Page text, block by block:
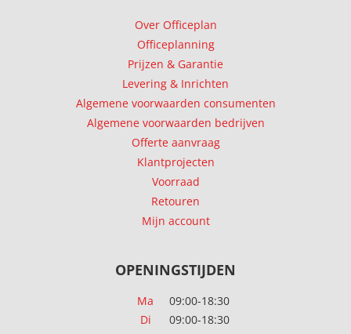
Over Officeplan
Officeplanning
Prijzen & Garantie
Levering & Inrichten
Algemene voorwaarden consumenten
Algemene voorwaarden bedrijven
Offerte aanvraag
Klantprojecten
Voorraad
Retouren
Mijn account
OPENINGSTIJDEN
Ma
09:00-18:30
Di
09:00-18:30